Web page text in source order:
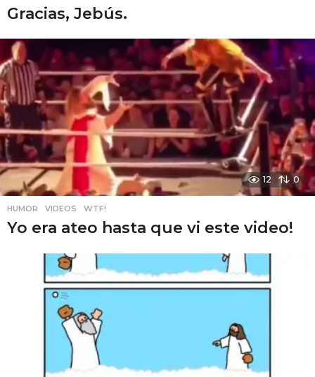
Gracias, Jebús.
12 0
HUMOR ,VIDEOS ,WTF!
Yo era ateo hasta que vi este video!